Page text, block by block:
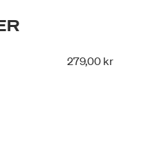
279,00 kr